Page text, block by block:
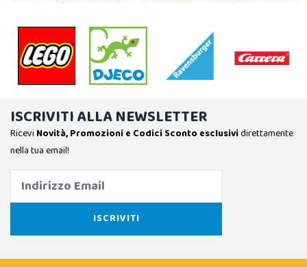
ISCRIVITI ALLA NEWSLETTER
Ricevi Novità, Promozioni e Codici Sconto esclusividirettamente
nella tua email!